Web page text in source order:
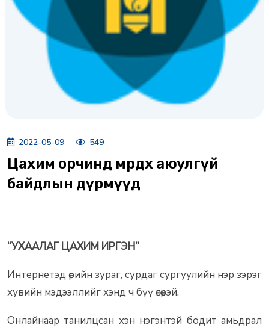
2022-05-09 549
Цахим орчинд мөрдөх аюулгүй
байдлын дүрмүүд
“УХААЛАГ ЦАХИМ ИРГЭН”
Интернетэд өөрийн зураг, сурдаг сургуулийн нэр зэрэг
хувийн мэдээллийг хэнд ч бүү өгөөрэй.
Онлайнаар танилцсан хэн нэгэнтэй бодит амьдрал